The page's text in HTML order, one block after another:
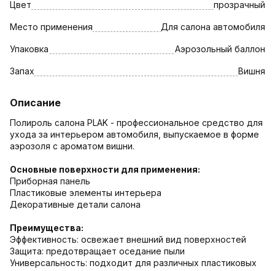
Цвет прозрачный
Место применения Для салона автомобиля
Упаковка Аэрозольный баллон
Запах Вишня
Описание
Полироль салона PLAK - профессиональное средство для
ухода за интерьером автомобиля, выпускаемое в форме
аэрозоля с ароматом вишни.
Основные поверхности для применения:
Приборная панель
Пластиковые элементы интерьера
Декоративные детали салона
Преимущества:
Эффективность: освежает внешний вид поверхностей
Защита: предотвращает оседание пыли
Универсальность: подходит для различных пластиковых